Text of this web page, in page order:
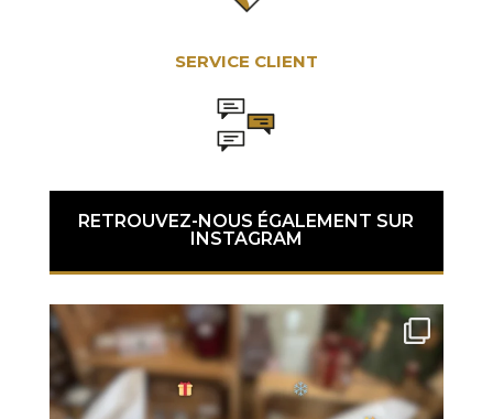
SERVICE CLIENT
RETROUVEZ-NOUS ÉGALEMENT SUR
INSTAGRAM